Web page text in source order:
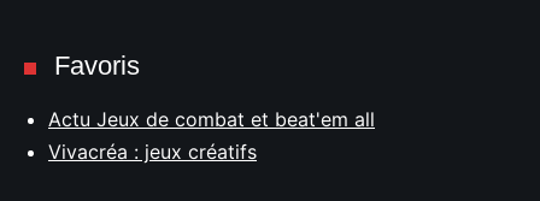
Favoris
Actu Jeux de combat et beat'em all
Vivacréa : jeux créatifs